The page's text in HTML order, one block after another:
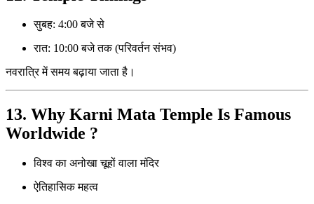
सुबह: 4:00 बजे से
रात: 10:00 बजे तक (परिवर्तन संभव)
नवरात्रि में समय बढ़ाया जाता है।
13. Why Karni Mata Temple Is Famous
Worldwide ?
विश्व का अनोखा चूहों वाला मंदिर
ऐतिहासिक महत्व